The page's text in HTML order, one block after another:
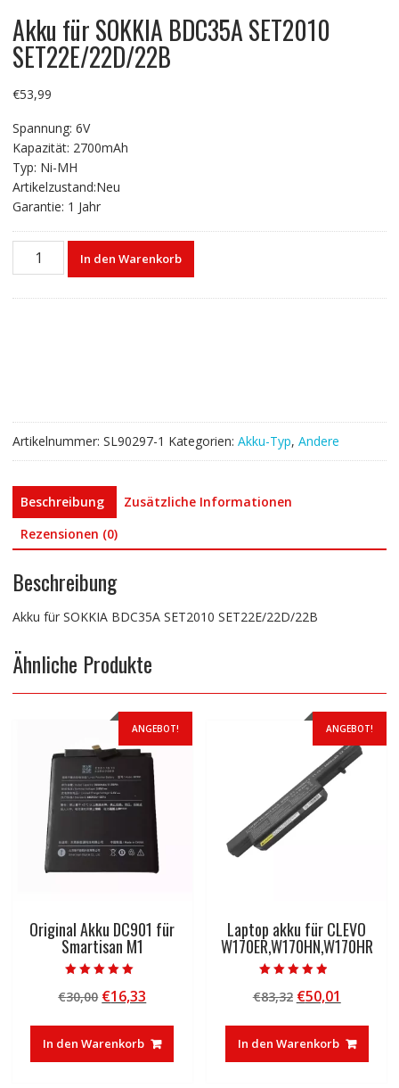
Akku für SOKKIA BDC35A SET2010
SET22E/22D/22B
€53,99
Spannung: 6V
Kapazität: 2700mAh
Typ: Ni-MH
Artikelzustand:Neu
Garantie: 1 Jahr
Akku
In den Warenkorb
Artikelnummer: SL90297-1 Kategorien: Akku-Typ, Andere
Beschreibung
Zusätzliche Informationen
Rezensionen (0)
Beschreibung
Akku für SOKKIA BDC35A SET2010 SET22E/22D/22B
Ähnliche Produkte
ANGEBOT!
Original Akku DC901 für
Smartisan M1
5.00
von 5
€30,00 Ursprünglicher
war:
€30,00
€16,33
ist:
€16,33.
In den Warenkorb
ANGEBOT!
Laptop akku für CLEVO
W170ER,W170HN,W170HR
4.50
von 5
€83,32 Ursprünglicher
war:
€83,32
€50,01
ist:
€50,01.
In den Warenkorb